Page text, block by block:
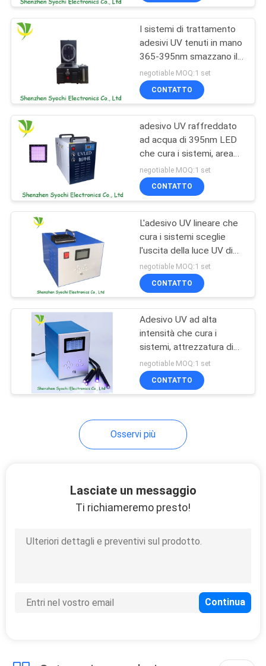
Refrigeratore di
acqua industriale
Luce germicida UV
del LED
Sistema ad aria
purificata UV-C
Forno di
LED per la
I sistemi di trattamento
adesivi UV tenuti in mano
365-395nm smazzano il
raffreddamento per le
unità della vernice
negotiable MOQ:1 set
CONTATTO
adesivo UV raffreddato
ad acqua di 395nm LED
che cura i sistemi, area
UV di 100x100mm LED
che cura sistema
negotiable MOQ:1 set
CONTATTO
L'adesivo UV lineare che
cura i sistemi sceglie
l'uscita della luce UV di
lunghezza d'onda
negotiable MOQ:1 set
CONTATTO
Adesivo UV ad alta
intensità che cura i
sistemi, attrezzatura di
trattamento uv libera
della disposizione LED
negotiable MOQ:1 set
CONTATTO
Osservi più
Lasciate un messaggio
Ti richiameremo presto!